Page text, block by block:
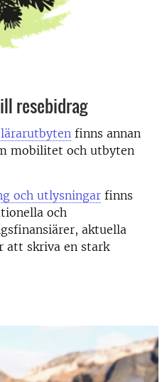
resebidrag
finns annan
mobilitet och utbyten
och utlysningar finns
och
aktuella
att skriva en stark